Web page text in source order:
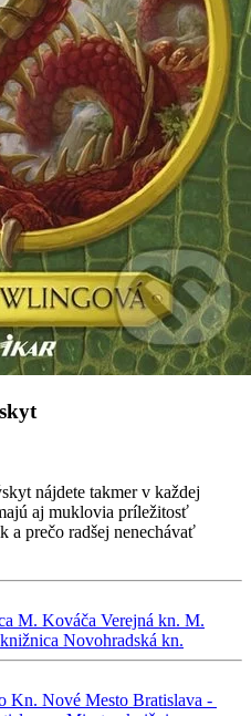
nájdete takmer v každej
aj muklovia príležitosť
a prečo radšej nenechávať
M. Kováča Verejná kn. M.
Novohradská kn.
Kn. Nové Mesto Bratislava -